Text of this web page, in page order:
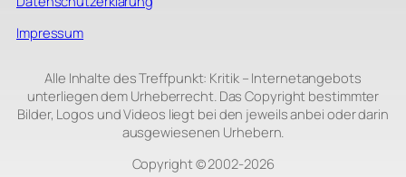
Impressum
Alle Inhalte des Treffpunkt: Kritik – Internetangebots
unterliegen dem Urheberrecht. Das Copyright bestimmter
Bilder, Logos und Videos liegt bei den jeweils anbei oder darin
ausgewiesenen Urhebern.
Copyright © 2002‑2026